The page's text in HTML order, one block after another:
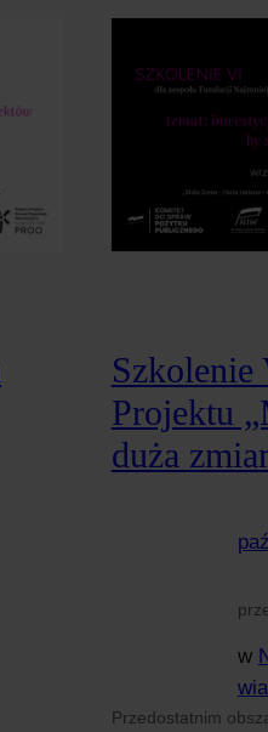
Szkolenie
Projektu
duża
w
Przedostatnim